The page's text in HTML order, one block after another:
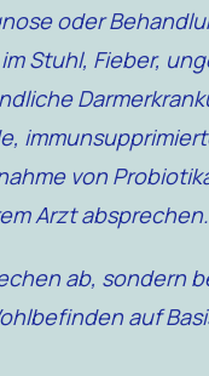
oder
Stuhl, Fieber,
von
Arzt absprechen.
ab, sondern
auf